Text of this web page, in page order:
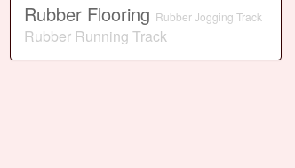
Rubber Flooring Rubber Jogging Track
Rubber Running Track